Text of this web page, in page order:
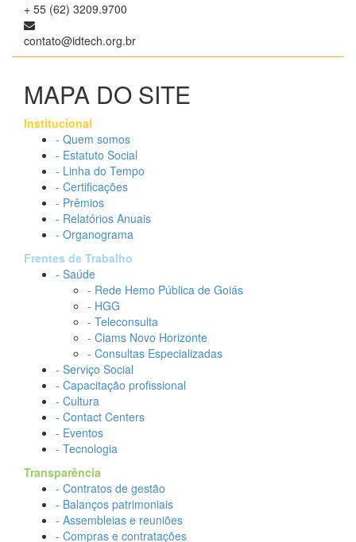
+ 55 (62) 3209.9700
contato@idtech.org.br
MAPA DO SITE
Institucional
- Quem somos
- Estatuto Social
- Linha do Tempo
- Certificações
- Prêmios
- Relatórios Anuais
- Organograma
Frentes de Trabalho
- Saúde
- Rede Hemo Pública de Goiás
- HGG
- Teleconsulta
- Ciams Novo Horizonte
- Consultas Especializadas
- Serviço Social
- Capacitação profissional
- Cultura
- Contact Centers
- Eventos
- Tecnologia
Transparência
- Contratos de gestão
- Balanços patrimoniais
- Assembleias e reuniões
- Compras e contratações